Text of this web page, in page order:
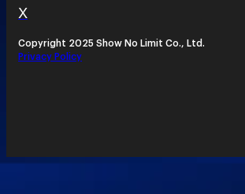
X
Copyright 2025 Show No Limit Co., Ltd.
Privacy Policy